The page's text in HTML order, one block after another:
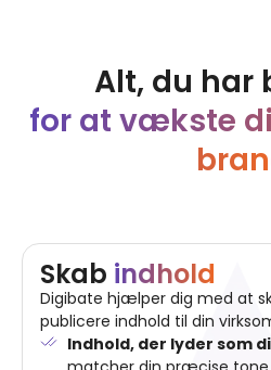
Alt, du har
for at vækste
Skab indhold
Digibate hjælper dig med at
publicere indhold til din
Indhold, der lyder som